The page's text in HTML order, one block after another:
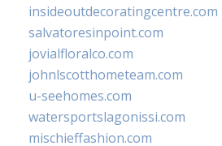
insideoutdecoratingcentre.com
salvatoresinpoint.com
jovialfloralco.com
johnlscotthometeam.com
u-seehomes.com
watersportslagonissi.com
mischieffashion.com